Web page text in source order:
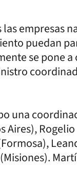
empresas
puedan
se pone
una
Aires),